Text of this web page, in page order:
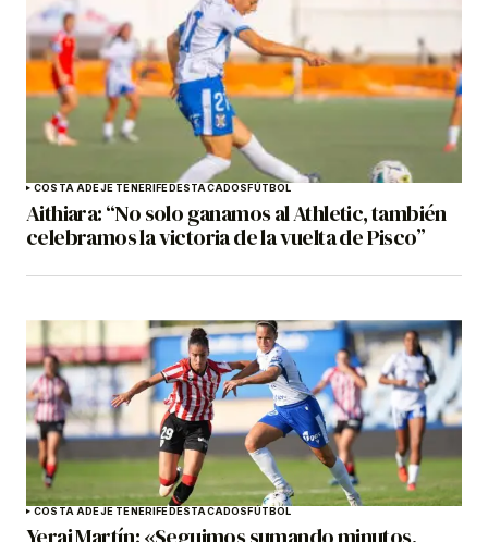
COSTA ADEJE TENERIFEDESTACADOSFÚTBOL
Aithiara: “No solo ganamos al Athletic, también
celebramos la victoria de la vuelta de Pisco”
COSTA ADEJE TENERIFEDESTACADOSFÚTBOL